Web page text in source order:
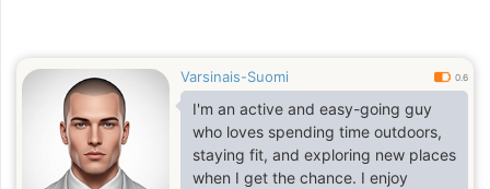
Varsinais-Suomi 0.6
I'm an active and easy-going guy
who loves spending time outdoors,
staying fit, and exploring new places
when I get the chance. I enjoy